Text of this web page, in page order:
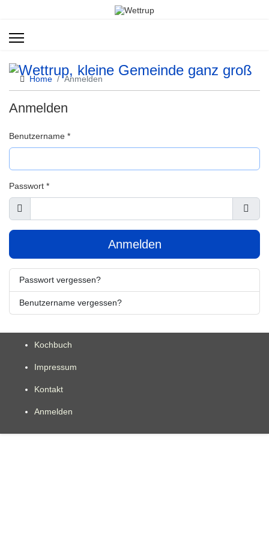
Home Anmelden
Anmelden
Benutzername *
Passwort *
Anzeigen
Anmelden
Passwort vergessen?
Benutzername vergessen?
Kochbuch
Impressum
Kontakt
Anmelden